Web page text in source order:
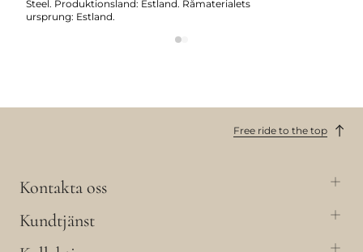
Steel. Produktionsland: Estland. Råmaterialets
ursprung: Estland.
Free ride to the top
Kontakta oss
Kundtjänst